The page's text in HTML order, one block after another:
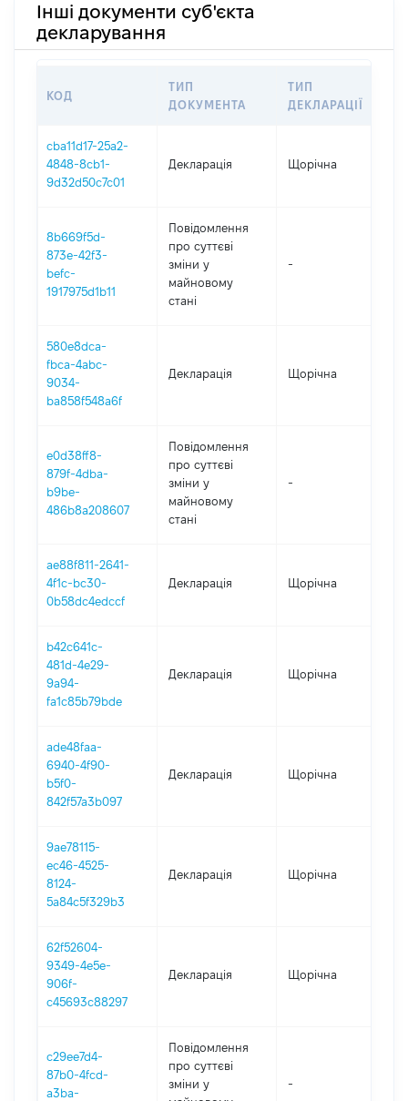
Інші документи суб'єкта
декларування
КОД
ТИП
ДОКУМЕНТА
ТИП
ДЕКЛАРАЦІЇ
cba11d17-25a2-
4848-8cb1-
9d32d50c7c01
Декларація Щорічна
8b669f5d-
873e-42f3-
befc-
1917975d1b11
Повідомлення
про суттєві
зміни y
майновому
стані
-
580e8dca-
fbca-4abc-
9034-
ba858f548a6f
Декларація Щорічна
e0d38ff8-
879f-4dba-
b9be-
486b8a208607
Повідомлення
про суттєві
зміни y
майновому
стані
-
ae88f811-2641-
4f1c-bc30-
0b58dc4edccf
Декларація Щорічна
b42c641c-
481d-4e29-
9a94-
fa1c85b79bde
Декларація Щорічна
ade48faa-
6940-4f90-
b5f0-
842f57a3b097
Декларація Щорічна
9ae78115-
ec46-4525-
8124-
5a84c5f329b3
Декларація Щорічна
62f52604-
9349-4e5e-
906f-
c45693c88297
Декларація Щорічна
c29ee7d4-
87b0-4fcd-
a3ba-
Повідомлення
про суттєві
зміни y
-